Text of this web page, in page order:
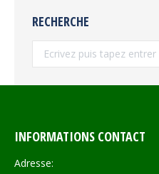
RECHERCHE
INFORMATIONS CONTACT
Adresse: